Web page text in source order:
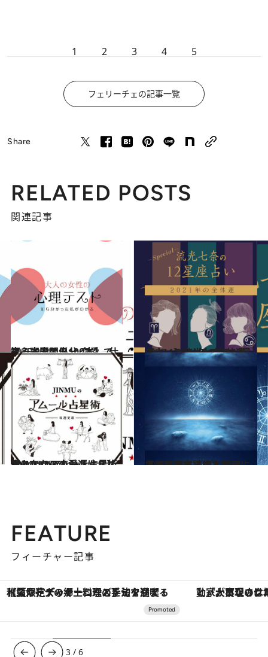
1 2 3 4 5
フェリーチェの記事一覧
Share
RELATED POSTS
関連記事
2025.9.28
【心理テスト100本】で知る本当の自分 恋愛、仕事、人間関係…
占い 2020.12.15
【占い】流光七奈の12星座占い 2021年の全体運
占い
2024.6.15
【あなたの恋愛運は？】JINMUのアムール占星術 愛とエロスのジンムリズム
占い 2020.11.16
【まとめて読む】心理占星術研究家・岡本翔子による心理占星術入門
ライフスタイル
FEATURE
フィーチャー記事
「大事なのは地域の意識を変えること」。ロレックス賞受賞の自然保護活動家が実現させたナイジェリアの自然環境の復活 【銀座で出合う最旬美容】美髪ケアや上質
3 /6